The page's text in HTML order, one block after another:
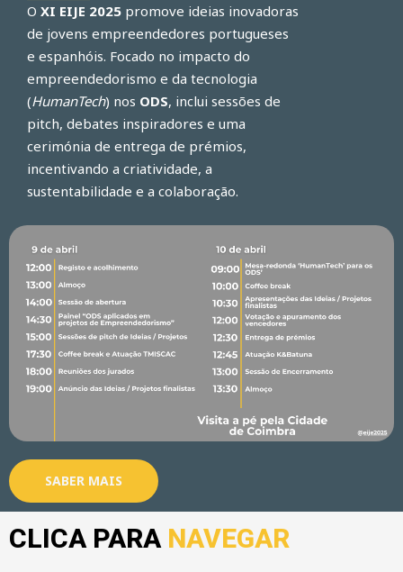
O XI EIJE 2025 promove ideias inovadoras
de jovens empreendedores portugueses
e espanhóis. Focado no impacto do
empreendedorismo e da tecnologia
(HumanTech) nos ODS, inclui sessões de
pitch, debates inspiradores e uma
cerimónia de entrega de prémios,
incentivando a criatividade, a
sustentabilidade e a colaboração.
SABER MAIS
CLICA PARA NAVEGAR